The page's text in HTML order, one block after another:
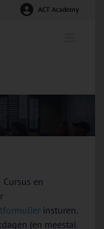
ACT Academy
Cursus en
insturen.
(en meestal